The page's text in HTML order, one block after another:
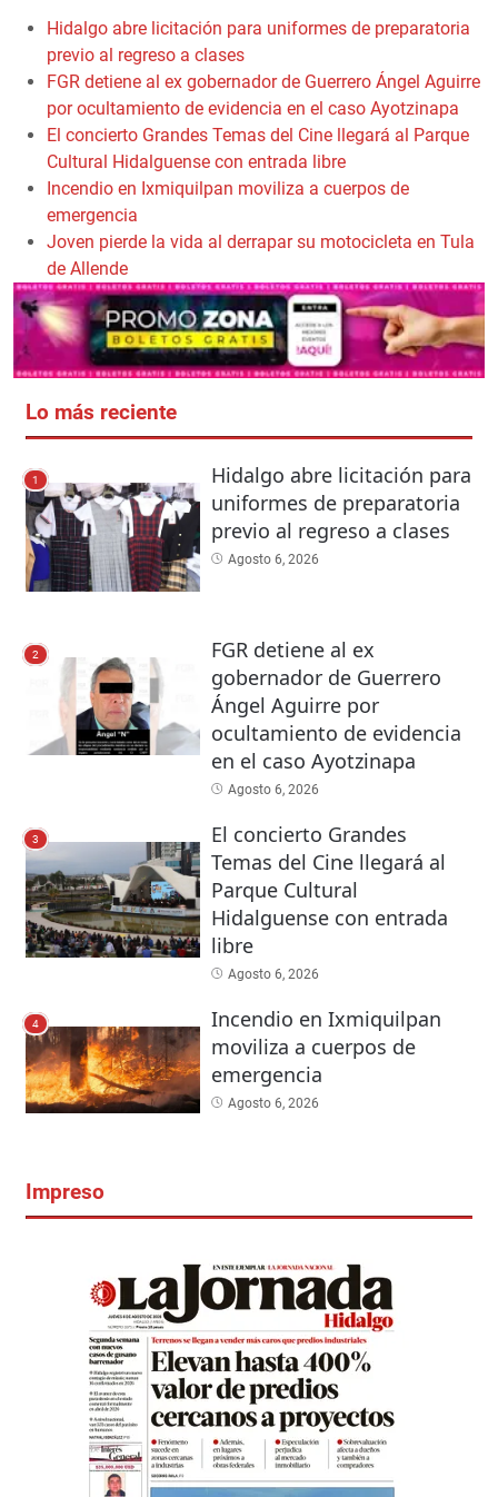
Hidalgo abre licitación para uniformes de preparatoria
previo al regreso a clases
FGR detiene al ex gobernador de Guerrero Ángel Aguirre
por ocultamiento de evidencia en el caso Ayotzinapa
El concierto Grandes Temas del Cine llegará al Parque
Cultural Hidalguense con entrada libre
Incendio en Ixmiquilpan moviliza a cuerpos de
emergencia
Joven pierde la vida al derrapar su motocicleta en Tula
de Allende
Lo más reciente
1
Hidalgo abre licitación para
uniformes de preparatoria
previo al regreso a clases
Agosto 6, 2026
2
FGR detiene al ex
gobernador de Guerrero
Ángel Aguirre por
ocultamiento de evidencia
en el caso Ayotzinapa
Agosto 6, 2026
3
El concierto Grandes
Temas del Cine llegará al
Parque Cultural
Hidalguense con entrada
libre
Agosto 6, 2026
4
Incendio en Ixmiquilpan
moviliza a cuerpos de
emergencia
Agosto 6, 2026
Impreso